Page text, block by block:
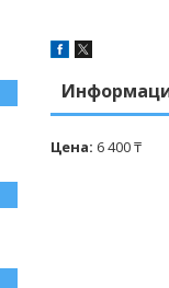
Цена: 6 400 ₸